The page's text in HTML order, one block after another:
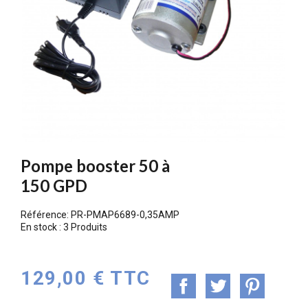
Pompe booster 50 à
150 GPD
Référence: PR-PMAP6689-0,35AMP
En stock : 3 Produits
129,00 € TTC